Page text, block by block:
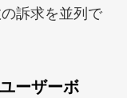
訴求を並列で
ーザーボ